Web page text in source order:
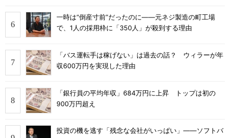
一時は“倒産寸前”だったのに――元ネジ製造の町工場
で、1人の採用枠に「350人」が殺到する理由
「バス運転手は稼げない」は過去の話？ ウィラーが年
収600万円を実現した理由
「銀行員の平均年収」684万円に上昇 トップは初の
900万円超え
投資の機を逃す「残念な会社がいっぱい」――ソフトバ